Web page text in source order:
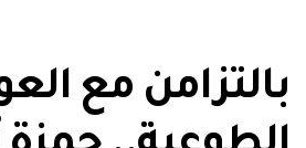
بالتزامن مع